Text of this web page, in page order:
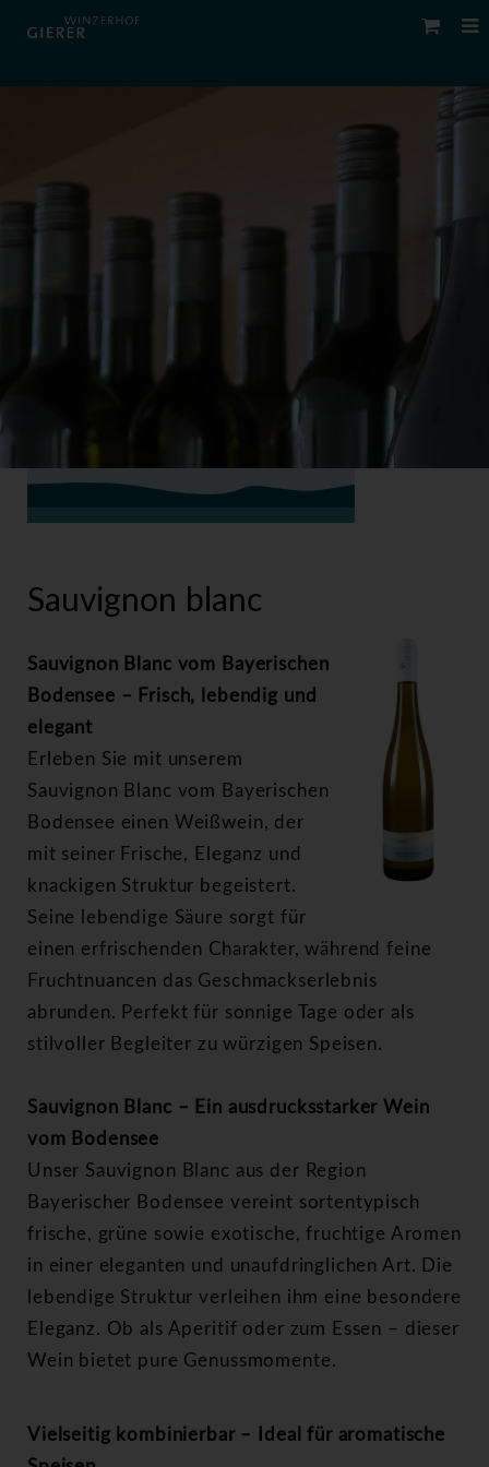
Sauvignon blanc
Sauvignon Blanc vom Bayerischen
Bodensee – Frisch, lebendig und
elegant
Erleben Sie mit unserem
Sauvignon Blanc vom Bayerischen
Bodensee einen Weißwein, der
mit seiner Frische, Eleganz und
knackigen Struktur begeistert.
Seine lebendige Säure sorgt für
einen erfrischenden Charakter, während feine
Fruchtnuancen das Geschmackserlebnis
abrunden. Perfekt für sonnige Tage oder als
stilvoller Begleiter zu würzigen Speisen.
Sauvignon Blanc – Ein ausdrucksstarker Wein
vom Bodensee
Unser Sauvignon Blanc aus der Region
Bayerischer Bodensee vereint sortentypisch
frische, grüne sowie exotische, fruchtige Aromen
in einer eleganten und unaufdringlichen Art. Die
lebendige Struktur verleihen ihm eine besondere
Eleganz. Ob als Aperitif oder zum Essen – dieser
Wein bietet pure Genussmomente.
Vielseitig kombinierbar – Ideal für aromatische